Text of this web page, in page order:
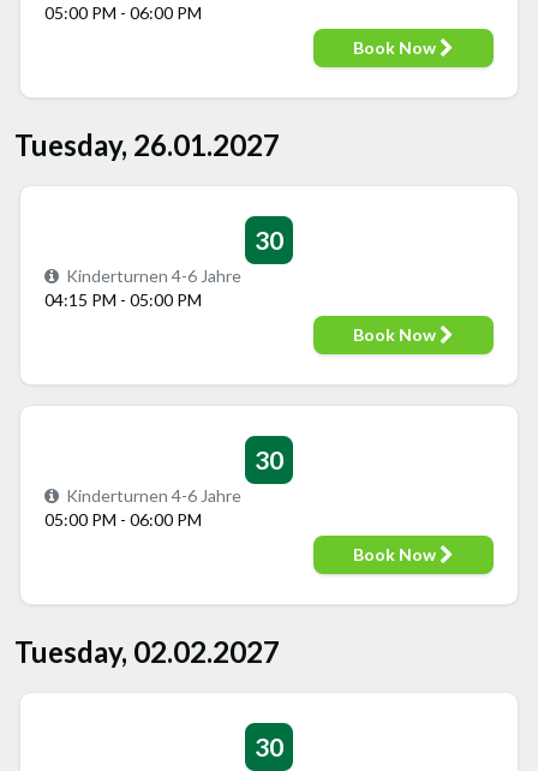
05:00 PM - 06:00 PM
Book Now
Tuesday, 26.01.2027
30
Kinderturnen 4-6 Jahre
04:15 PM - 05:00 PM
Book Now
30
Kinderturnen 4-6 Jahre
05:00 PM - 06:00 PM
Book Now
Tuesday, 02.02.2027
30